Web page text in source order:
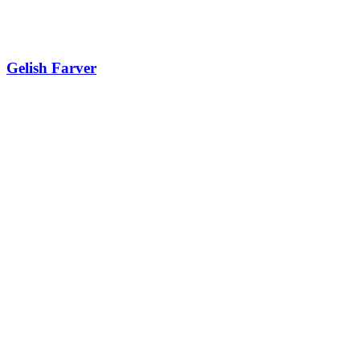
Gelish Farver